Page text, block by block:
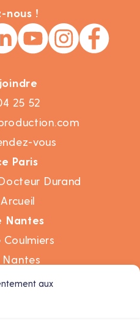
aux
nous !
25 52
vous
Paris
Durand
Arcueil
Nantes